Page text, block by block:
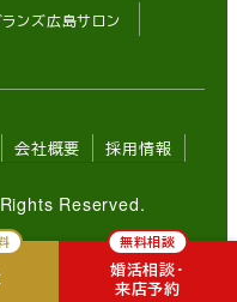
ランズ広島サロン
Reserved.
会社概要 採用情報
無料相談
婚活相談・
来店予約